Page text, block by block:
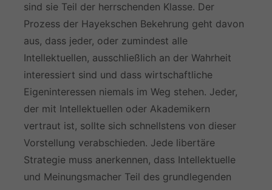
sind sie Teil der herrschenden Klasse. Der
Prozess der Hayekschen Bekehrung geht davon
aus, dass jeder, oder zumindest alle
Intellektuellen, ausschließlich an der Wahrheit
interessiert sind und dass wirtschaftliche
Eigeninteressen niemals im Weg stehen. Jeder,
der mit Intellektuellen oder Akademikern
vertraut ist, sollte sich schnellstens von dieser
Vorstellung verabschieden. Jede libertäre
Strategie muss anerkennen, dass Intellektuelle
und Meinungsmacher Teil des grundlegenden